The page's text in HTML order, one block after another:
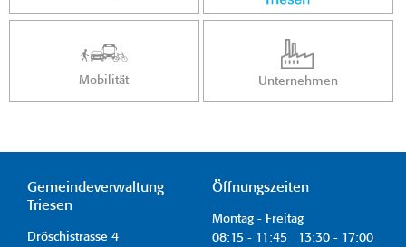
Mobilität Unternehmen
Gemeindeverwaltung
Triesen
Dröschistrasse 4
Öffnungszeiten
Montag - Freitag
08:15 - 11:45 13:30 - 17:00